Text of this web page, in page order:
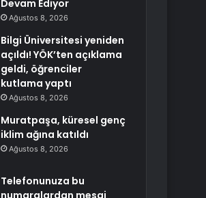
Devam Ediyor
Ağustos 8, 2026
Bilgi Üniversitesi yeniden
açıldı! YÖK’ten açıklama
geldi, öğrenciler
kutlama yaptı
Ağustos 8, 2026
Muratpaşa, küresel genç
iklim ağına katıldı
Ağustos 8, 2026
Telefonunuza bu
numaralardan mesaj